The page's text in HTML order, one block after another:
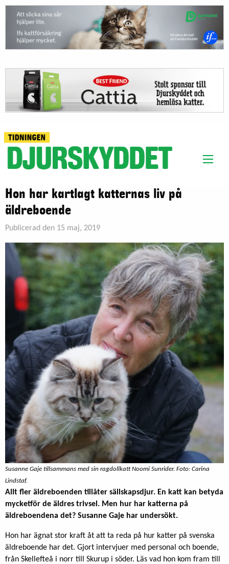
Hon har kartlagt katternas liv på
äldreboende
Publicerad den 15 maj, 2019
Susanne Gaje tillsammans med sin ragdollkatt Noomi Sunrider. Foto: Carina
Lindstaf.
Allt fler äldreboenden tillåter sällskapsdjur. En katt kan betyda
mycketför de äldres trivsel. Men hur har katterna på
äldreboendena det? Susanne Gaje har undersökt.
Hon har ägnat stor kraft åt att ta reda på hur katter på svenska
äldreboende har det. Gjort intervjuer med personal och boende,
från Skellefteå i norr till Skurup i söder. Läs vad hon kom fram till